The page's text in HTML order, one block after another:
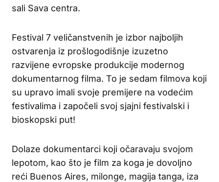
sali Sava centra.
Festival 7 veličanstvenih je izbor najboljih
ostvarenja iz prošlogodišnje izuzetno
razvijene evropske produkcije modernog
dokumentarnog filma. To je sedam filmova koji
su upravo imali svoje premijere na vodećim
festivalima i započeli svoj sjajni festivalski i
bioskopski put!
Dolaze dokumentarci koji očaravaju svojom
lepotom, kao što je film za koga je dovoljno
reći Buenos Aires, milonge, magija tanga, iza